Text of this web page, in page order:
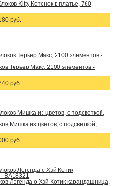
Kitty Котенок в платье, 760
руб.
Терьер Макс, 2100 элементов -
руб.
Мишка из цветов, с подсветкой,
руб.
Легенда о Хэй Котик карандашница,